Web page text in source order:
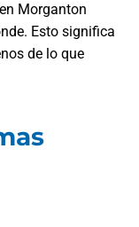
Morganton
Esto significa
de lo que